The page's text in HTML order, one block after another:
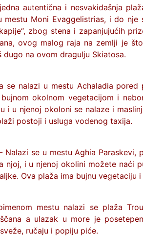
autentična i nesvakidašnja
mestu Moni Evaggelistrias, i do
zbog stena i zapanjujućih
ovog malog raja na zemlji je
na ovom dragulju Skiatosa.
se nalazi u mestu Achaladia
okolnom vegetacijom i
i u njenoj okoloni se nalaze i
postoji i usluga vodenog taxija.
Nalazi se u mestu Aghia Paraskevi,
njoj, i u njenoj okolini možete naći
Ova plaža ima bujnu vegetaciju
mestu nalazi se plaža
a ulazak u more je
ručaju i popiju piće.